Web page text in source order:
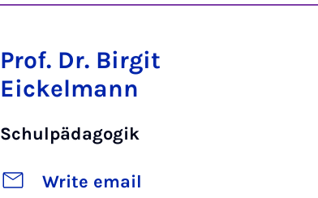
Prof. Dr. Birgit
Eickelmann
Schulpädagogik
Write email